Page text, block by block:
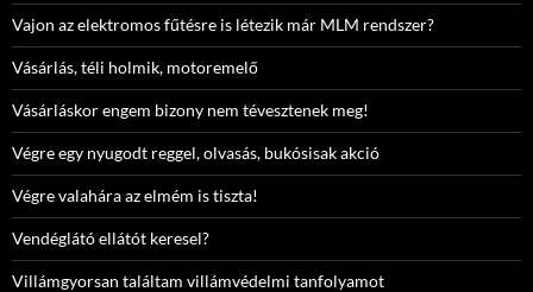
Vajon az elektromos fűtésre is létezik már MLM rendszer?
Vásárlás, téli holmik, motoremelő
Vásárláskor engem bizony nem tévesztenek meg!
Végre egy nyugodt reggel, olvasás, bukósisak akció
Végre valahára az elmém is tiszta!
Vendéglátó ellátót keresel?
Villámgyorsan találtam villámvédelmi tanfolyamot